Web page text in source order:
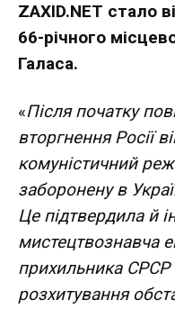
ZAXID.NET стало
66-річного
Галаса.
«Після початку
вторгнення Росії
комуністичний
заборонену в
Це підтвердила й
мистецтвознавча
прихильника СРСР
розхитування